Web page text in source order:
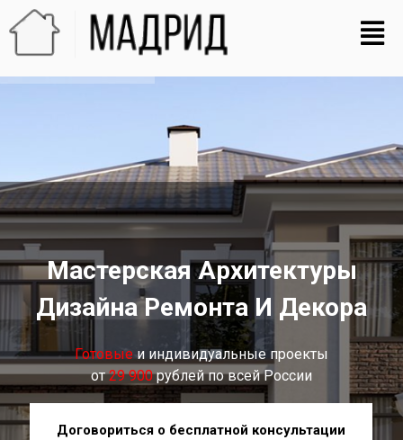
Мастерская Архитектуры
Дизайна Ремонта И Декора
Готовыеи индивидуальные проекты
от29 900рублей по всей России
Договориться о бесплатной консультации